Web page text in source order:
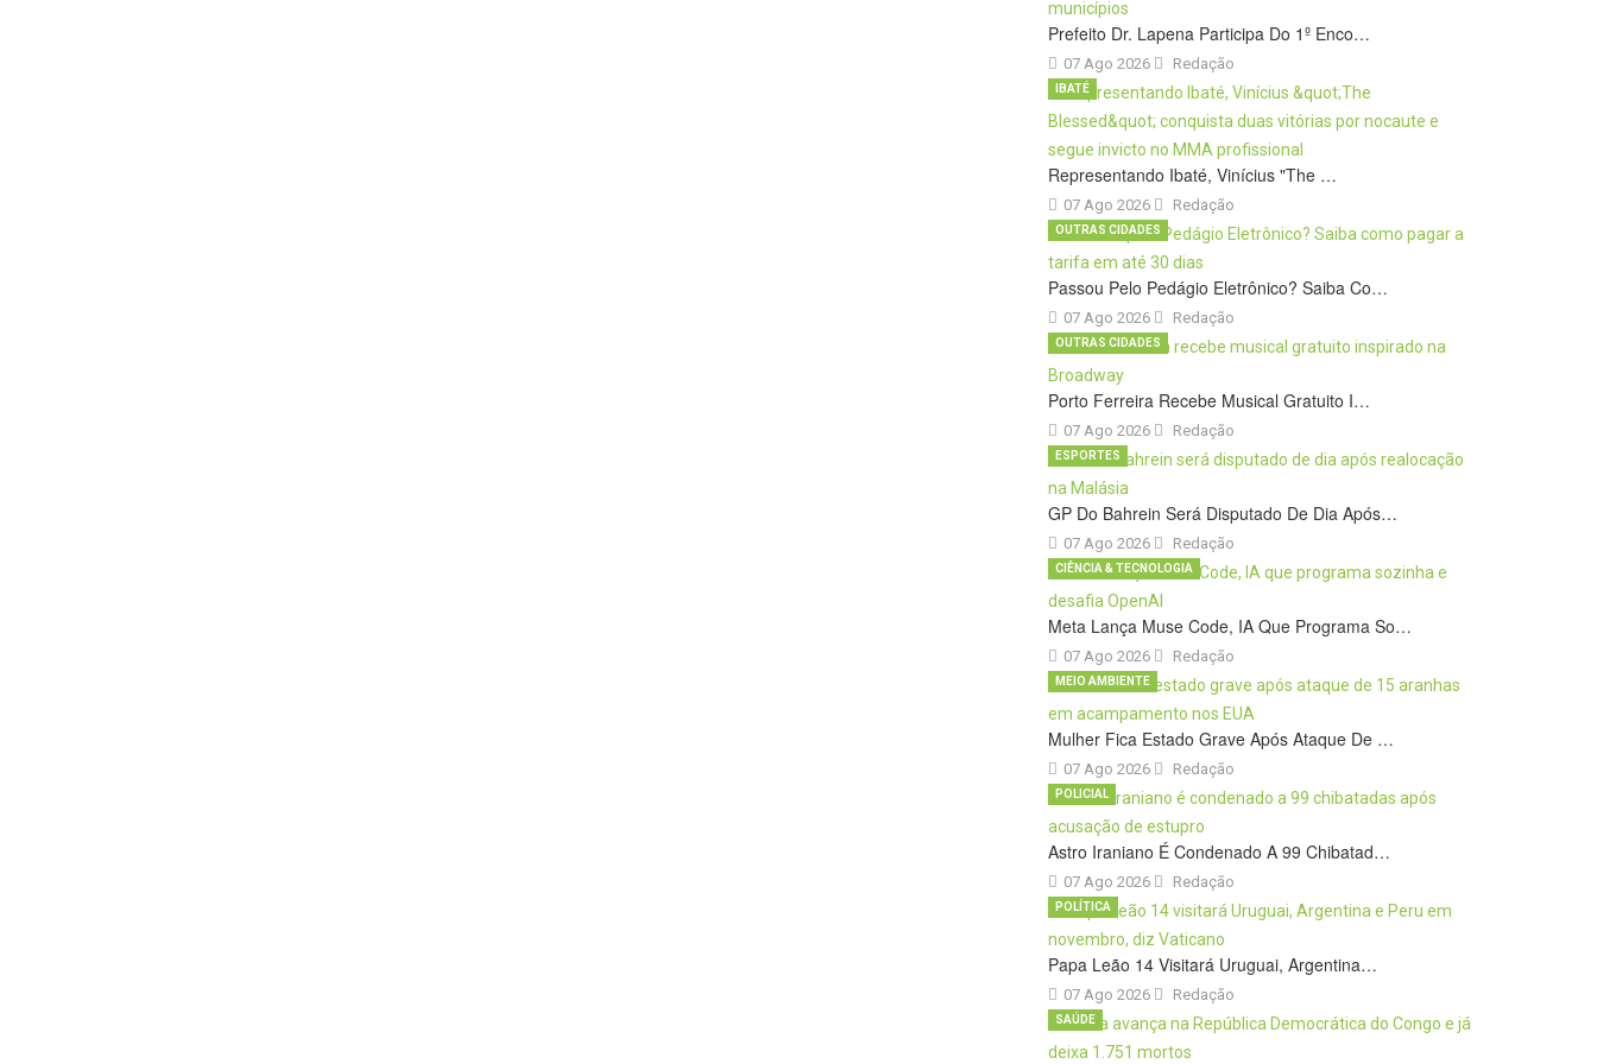
Prefeito Dr. Lapena Participa Do 1º Enco…
07 Ago 2026 Redação
Representando Ibaté, Vinícius "The …
07 Ago 2026
IBATÉ
Redação
Passou Pelo Pedágio Eletrônico? Saiba Co…
07 Ago 2026
OUTRAS CIDADES
Redação
Porto Ferreira Recebe Musical Gratuito I…
07 Ago 2026
OUTRAS CIDADES
Redação
GP Do Bahrein Será Disputado De Dia Após…
07 Ago 2026
ESPORTES
Redação
Meta Lança Muse Code, IA Que Programa So…
07 Ago 2026
CIÊNCIA & TECNOLOGIA
Redação
Mulher Fica Estado Grave Após Ataque De …
07 Ago 2026
MEIO AMBIENTE
Redação
Astro Iraniano É Condenado A 99 Chibatad…
07 Ago 2026
POLICIAL
Redação
Papa Leão 14 Visitará Uruguai, Argentina…
07 Ago 2026
POLÍTICA
Redação
SAÚDE